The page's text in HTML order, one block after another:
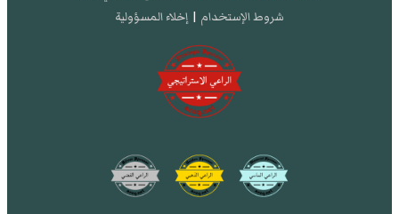
شروط الإستخدام | إخلاء المسؤولية